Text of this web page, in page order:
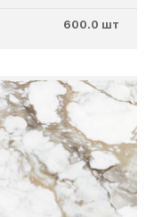
600.0 шт